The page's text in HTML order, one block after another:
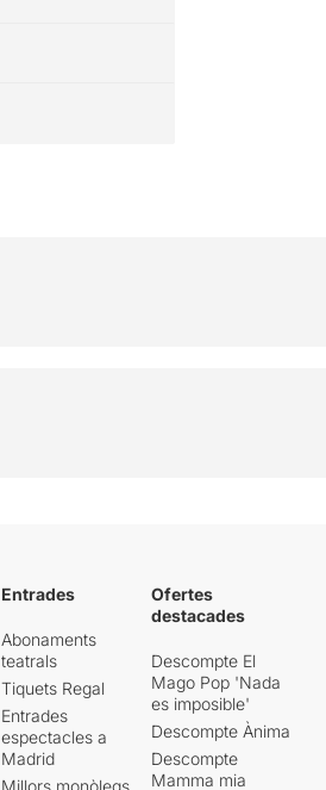
Entrades
Abonaments
teatrals
Tiquets Regal
Entrades
espectacles a
Madrid
Millors monòlegs
Ofertes
destacades
Descompte El
Mago Pop 'Nada
es imposible'
Descompte Ànima
Descompte
Mamma mia